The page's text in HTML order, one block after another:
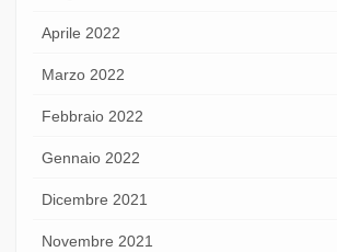
Aprile 2022
Marzo 2022
Febbraio 2022
Gennaio 2022
Dicembre 2021
Novembre 2021